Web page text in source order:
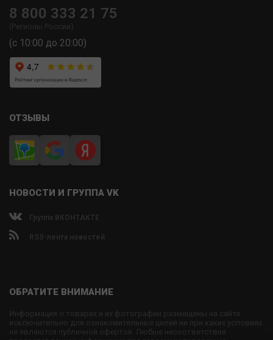
8 800 333 21 75
(Регионы России)
(с 10:00 до 20:00)
ОТЗЫВЫ
НОВОСТИ И ГРУППА VK
Группа ВКОНТАКТЕ
RSS-лента новостей
ОБРАТИТЕ ВНИМАНИЕ
Информация о товарах и их фотографии размещены на сайте
исключительно для ознакомительных целей ни при каких условиях
не являются публичной офертой. Любые несоответствия